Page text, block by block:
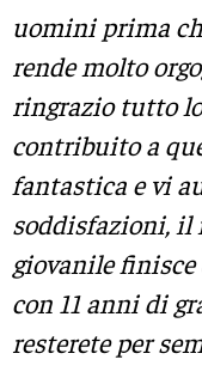
uomini prima
rende molto
ringrazio tutto
contribuito a
fantastica e vi
soddisfazioni, il
giovanile finisce
con 11 anni di
resterete per